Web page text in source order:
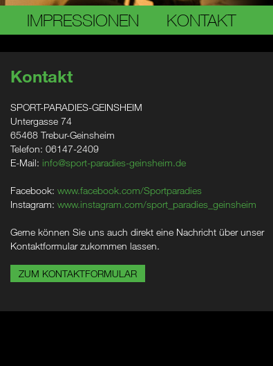
IMPRESSIONEN KONTAKT
Kontakt
SPORT-PARADIES-GEINSHEIM
Untergasse 74
65468 Trebur-Geinsheim
Telefon: 06147-2409
E-Mail: info@sport-paradies-geinsheim.de
Facebook: www.facebook.com/Sportparadies
Instagram: www.instagram.com/sport_paradies_geinsheim
Gerne können Sie uns auch direkt eine Nachricht über unser
Kontaktformular zukommen lassen.
ZUM KONTAKTFORMULAR